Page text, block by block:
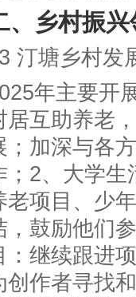
、乡村振兴
汀塘乡村发
年主要开
居互助养老
；加深与各
；2、大学生
老项目、少
，鼓励他们
：继续跟进
创作者寻找